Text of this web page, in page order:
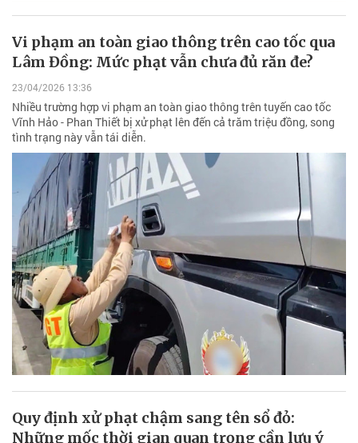
Vi phạm an toàn giao thông trên cao tốc qua
Lâm Đồng: Mức phạt vẫn chưa đủ răn đe?
23/04/2026 13:36
Nhiều trường hợp vi phạm an toàn giao thông trên tuyến cao tốc
Vĩnh Hảo - Phan Thiết bị xử phạt lên đến cả trăm triệu đồng, song
tình trạng này vẫn tái diễn.
Quy định xử phạt chậm sang tên sổ đỏ:
Những mốc thời gian quan trọng cần lưu ý